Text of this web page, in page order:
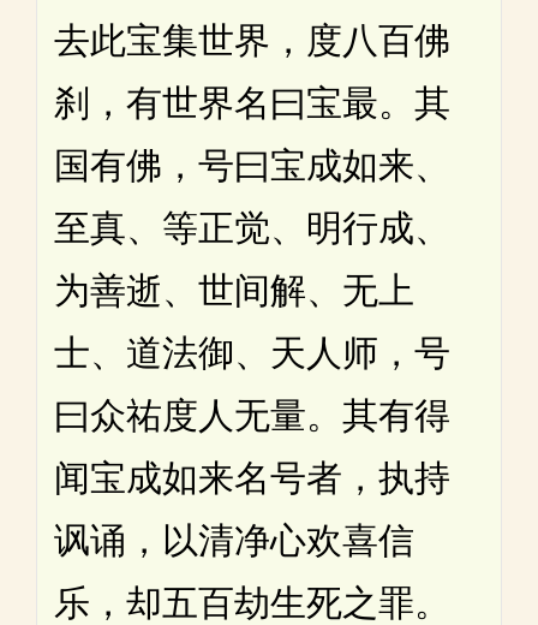
去此宝集世界，度八百佛
刹，有世界名曰宝最。其
国有佛，号曰宝成如来、
至真、等正觉、明行成、
为善逝、世间解、无上
士、道法御、天人师，号
曰众祐度人无量。其有得
闻宝成如来名号者，执持
讽诵，以清净心欢喜信
乐，却五百劫生死之罪。